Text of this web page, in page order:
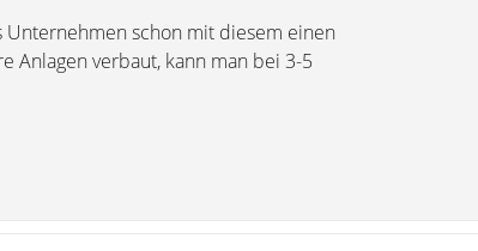
Unternehmen schon mit diesem einen
Anlagen verbaut, kann man bei 3-5